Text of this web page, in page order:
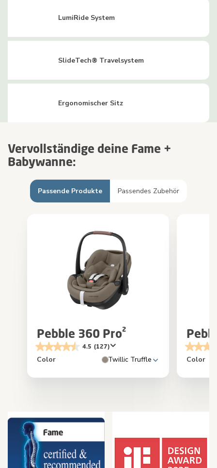
LumiRide System
SlideTech® Travelsystem
Ergonomischer Sitz
Vervollständige deine Fame +
Babywanne:
Passende Produkte Passendes Zubehör
Pebble 360 Pro²
4.5 (127)
Color Twillic Truffle Color